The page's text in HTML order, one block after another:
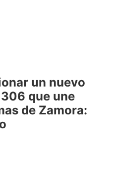
un nuevo
que une
de Zamora: